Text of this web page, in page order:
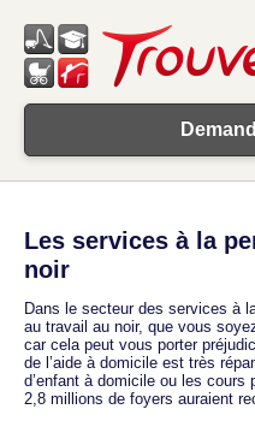
Les services à la
noir
Dans le secteur des services à
au travail au noir, que vous
car cela peut vous porter
de l’aide à domicile est très
d’enfant à domicile ou les cours
2,8 millions de foyers auraient